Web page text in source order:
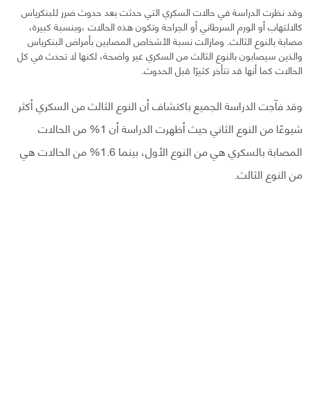
وقد نظرت الدراسة في حالات السكري التي حدثت بعد حدوث ضرر للبنكرياس
كالالتهاب أو الورم السرطاني أو الجراحة وتكون هذه الحالات ،وبنسبة كبيرة،
مصابة بالنوع الثالث. ومازالت نسبة الأشخاص المصابين بأمراض البنكرياس
والذين سيصابون بالنوع الثالث من السكري غير واضحة، لكنها لا تحدث في كل
الحالات كما أنها قد تتأخر كثيرًا قبل الحدوث.
وقد فآجت الدراسة الجميع باكتشاف أن النوع الثالث من السكري أكثر
شيوعًا من النوع الثاني حيث أظهرت الدراسة أن 1% من الحالات
المصابة بالسكري هي من النوع الأول، بينما 1.6% من الحالات هي
من النوع الثالث.